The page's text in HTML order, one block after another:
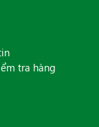
tra hàng